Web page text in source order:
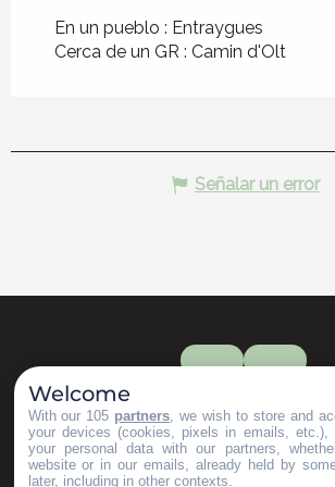
En un pueblo : Entraygues
Cerca de un GR : Camin d'Olt
Señalar un error
Welcome
With our 105 partners , we wish to store and
your devices (cookies, pixels in emails, etc.),
your personal data with our partners,
website or in our emails, already held by
later, including in other contexts.